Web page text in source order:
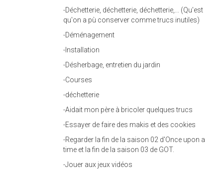
-Déchetterie, déchetterie, déchetterie,... (Qu'est
qu'on a pù conserver comme trucs inutiles)
-Déménagement
-Installation
-Désherbage, entretien du jardin
-Courses
-déchetterie
-Aidait mon père à bricoler quelques trucs
-Essayer de faire des makis et des cookies
-Regarder la fin de la saison 02 d'Once upon a
time et la fin de la saison 03 de GOT.
-Jouer aux jeux vidéos